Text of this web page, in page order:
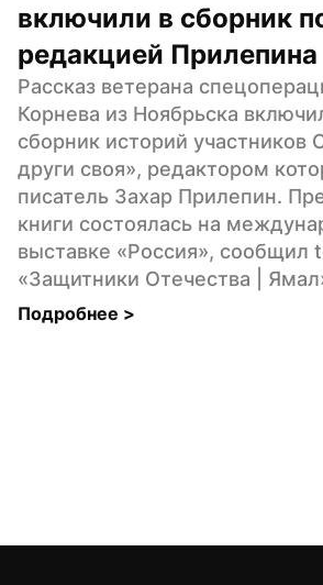
включили в сборник
редакцией Прилепина
Рассказ ветерана
Корнева из Ноябрьска
сборник историй участников
други своя», редактором
писатель Захар Прилепин.
книги состоялась на
выставке «Россия», сообщил
«Защитники Отечества |
Подробнее >